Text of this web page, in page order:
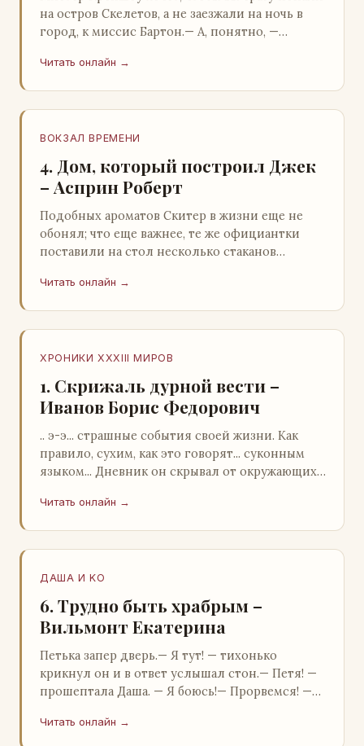
на остров Скелетов, а не заезжали на ночь в
город, к миссис Бартон.— А, понятно, —
«кризис»…
Читать онлайн →
ВОКЗАЛ ВРЕМЕНИ
4. Дом, который построил Джек
– Асприн Роберт
Подобных ароматов Скитер в жизни еще не
обонял; что еще важнее, те же официантки
поставили на стол несколько стаканов
Скитер опрокин…
Читать онлайн →
ХРОНИКИ XXXIII МИРОВ
1. Скрижаль дурной вести –
Иванов Борис Федорович
.. э-э... страшные события своей жизни. Как
правило, сухим, как это говорят... суконным
языком... Дневник он скрывал от окружающих.
Читать онлайн →
ДАША И KO
6. Трудно быть храбрым –
Вильмонт Екатерина
Петька запер дверь.— Я тут! — тихонько
крикнул он и в ответ услышал стон.— Петя! —
прошептала Даша. — Я боюсь!— Прорвемся! —
…
Читать онлайн →